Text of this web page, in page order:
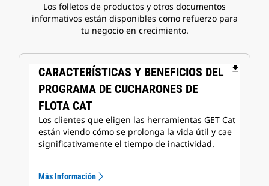
Los folletos de productos y otros documentos
informativos están disponibles como refuerzo para
tu negocio en crecimiento.
CARACTERÍSTICAS Y BENEFICIOS DEL
PROGRAMA DE CUCHARONES DE
FLOTA CAT
file_download
Los clientes que eligen las herramientas GET Cat
están viendo cómo se prolonga la vida útil y cae
significativamente el tiempo de inactividad.
Más Información